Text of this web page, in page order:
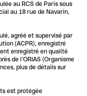
au RCS de Paris sous
au 18 rue de Navarin,
agréé et supervisé par
(ACPR), enregistré
enregistré en qualité
de l’ORIAS (Organisme
plus de détails sur
est protégée